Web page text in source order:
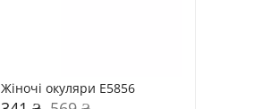
Жіночі окуляри Е5856